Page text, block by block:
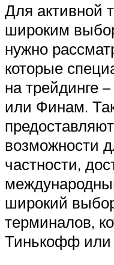
Для активной
широким
нужно
которые
на трейдинге
или Финам.
возможности
частности,
широкий
терминалов,
Тинькофф или